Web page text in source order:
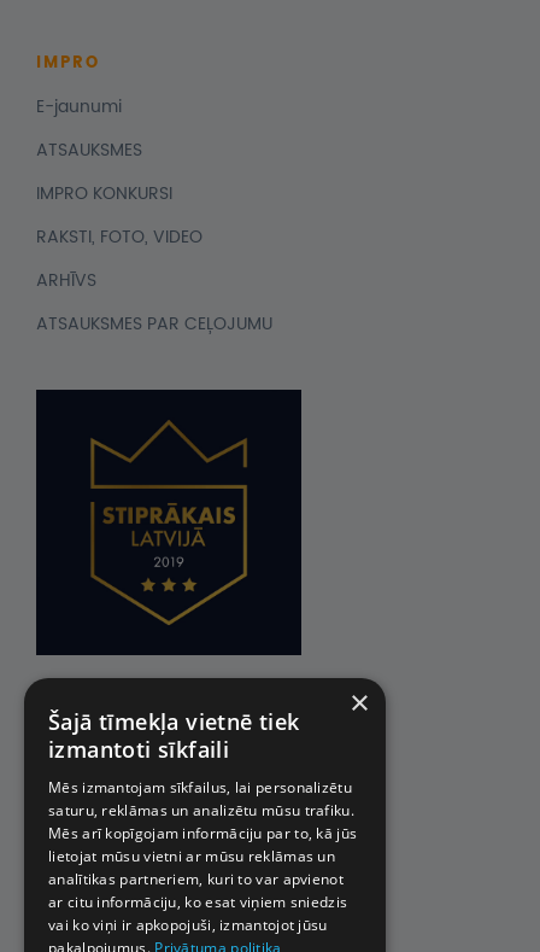
IMPRO
E-jaunumi
ATSAUKSMES
IMPRO KONKURSI
RAKSTI, FOTO, VIDEO
ARHĪVS
ATSAUKSMES PAR CEĻOJUMU
×
Šajā tīmekļa vietnē tiek
izmantoti sīkfaili
Mēs izmantojam sīkfailus, lai personalizētu
saturu, reklāmas un analizētu mūsu trafiku.
Mēs arī kopīgojam informāciju par to, kā jūs
lietojat mūsu vietni ar mūsu reklāmas un
analītikas partneriem, kuri to var apvienot
ar citu informāciju, ko esat viņiem sniedzis
vai ko viņi ir apkopojuši, izmantojot jūsu
pakalpojumus. Privātuma politika